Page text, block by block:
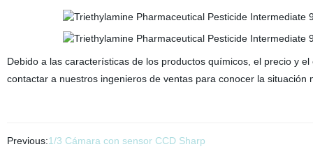
Debido a las características de los productos químicos, el precio y
contactar a nuestros ingenieros de ventas para conocer la situación
Previous:1/3 Cámara con sensor CCD Sharp